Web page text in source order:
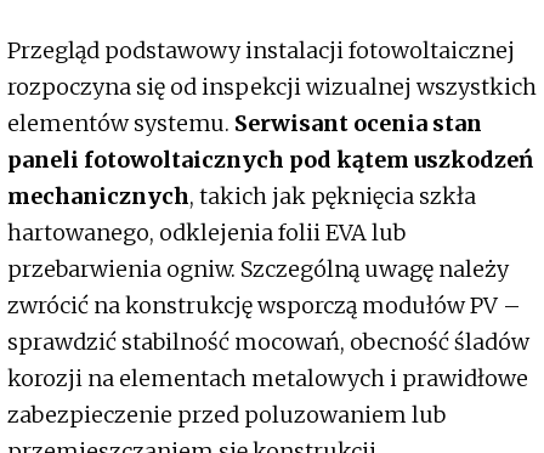
Przegląd podstawowy instalacji fotowoltaicznej
rozpoczyna się od inspekcji wizualnej wszystkich
elementów systemu. Serwisant ocenia stan
paneli fotowoltaicznych pod kątem uszkodzeń
mechanicznych, takich jak pęknięcia szkła
hartowanego, odklejenia folii EVA lub
przebarwienia ogniw. Szczególną uwagę należy
zwrócić na konstrukcję wsporczą modułów PV –
sprawdzić stabilność mocowań, obecność śladów
korozji na elementach metalowych i prawidłowe
zabezpieczenie przed poluzowaniem lub